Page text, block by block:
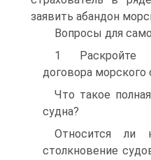
заявить абандон
Вопросы для
1 Раскройте
договора морского
Что такое
судна?
Относится ли
столкновение